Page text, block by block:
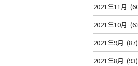
2021年11月
2021年10月
2021年9月 (87)
2021年8月 (93)